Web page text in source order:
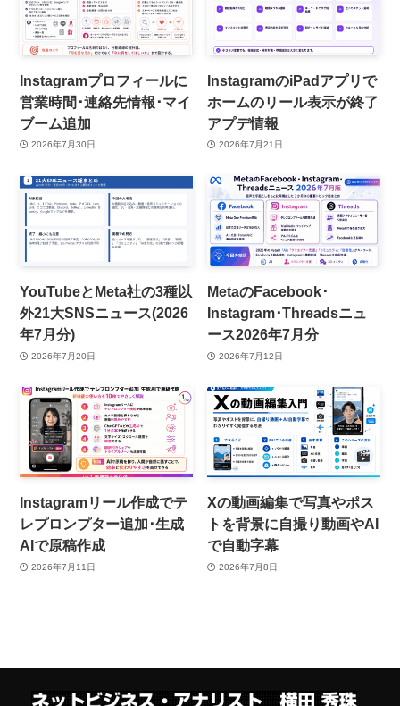
Instagramプロフィールに
営業時間･連絡先情報･マイ
ブーム追加
2026年7月30日
InstagramのiPadアプリで
ホームのリール表示が終了
アプデ情報
2026年7月21日
YouTubeとMeta社の3種以
外21大SNSニュース(2026
年7月分)
2026年7月20日
MetaのFacebook･
Instagram･Threadsニュ
ース2026年7月分
2026年7月12日
Instagramリール作成でテ
レプロンプター追加･生成
AIで原稿作成
2026年7月11日
Xの動画編集で写真やポス
トを背景に自撮り動画やAI
で自動字幕
2026年7月8日